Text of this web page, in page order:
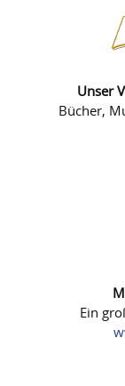
Unser
Bücher,
Ein